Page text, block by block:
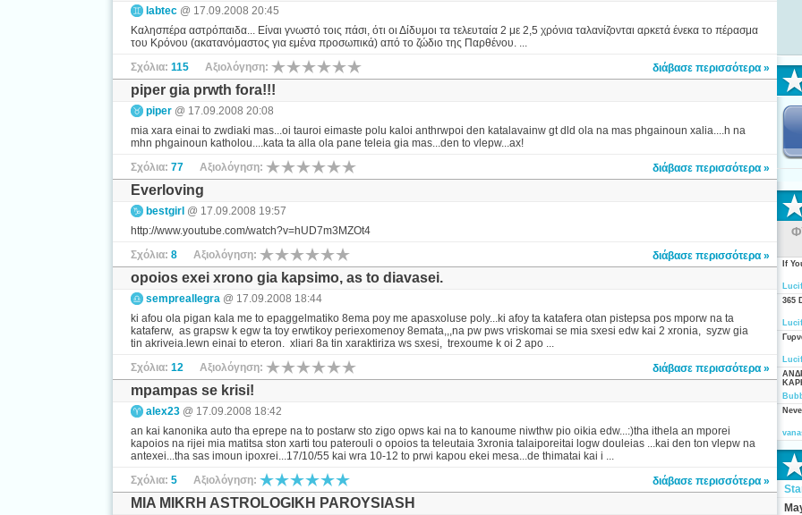
labtec @ 17.09.2008 20:45
Καλησπέρα αστρόπαιδα... Είναι γνωστό τοις πάσι, ότι οι Δίδυμοι τα τελευταία 2 με 2,5 χρόνια ταλανίζονται αρκετά ένεκα το πέρασμα
του Κρόνου (ακατανόμαστος για εμένα προσωπικά) από το ζώδιο της Παρθένου. ...
διάβασε περισσότερα »
Σχόλια: 115 Αξιολόγηση:
piper gia prwth fora!!!
piper @ 17.09.2008 20:08
mia xara einai to zwdiaki mas...oi tauroi eimaste polu kaloi anthrwpoi den katalavainw gt dld ola na mas phgainoun xalia....h na
mhn phgainoun katholou....kata ta alla ola pane teleia gia mas...den to vlepw...ax!
διάβασε περισσότερα »
Σχόλια: 77 Αξιολόγηση:
Everloving
bestgirl @ 17.09.2008 19:57
http://www.youtube.com/watch?v=hUD7m3MZOt4
διάβασε περισσότερα »
Σχόλια: 8 Αξιολόγηση:
opoios exei xrono gia kapsimo, as to diavasei.
sempreallegra @ 17.09.2008 18:44
ki afou ola pigan kala me to epaggelmatiko 8ema poy me apasxoluse poly...ki afoy ta katafera otan pistepsa pos mporw na ta
kataferw, as grapsw k egw ta toy erwtikoy periexomenoy 8emata,,,na pw pws vriskomai se mia sxesi edw kai 2 xronia, syzw gia
tin akriveia.lewn einai to eteron. xliari 8a tin xaraktiriza ws sxesi, trexoume k oi 2 apo ...
διάβασε περισσότερα »
Σχόλια: 12 Αξιολόγηση:
mpampas se krisi!
alex23 @ 17.09.2008 18:42
an kai kanonika auto tha eprepe na to postarw sto zigo opws kai na to kanoume niwthw pio oikia edw...:)tha ithela an mporei
kapoios na rijei mia matitsa ston xarti tou paterouli o opoios ta teleutaia 3xronia talaiporeitai logw douleias ...kai den ton vlepw na
antexei...tha sas imoun ipoxrei...17/10/55 kai wra 10-12 to prwi kapou ekei mesa...de thimatai kai i ...
διάβασε περισσότερα »
Σχόλια: 5 Αξιολόγηση:
MIA MIKRH ASTROLOGIKH PAROYSIASH
If
365